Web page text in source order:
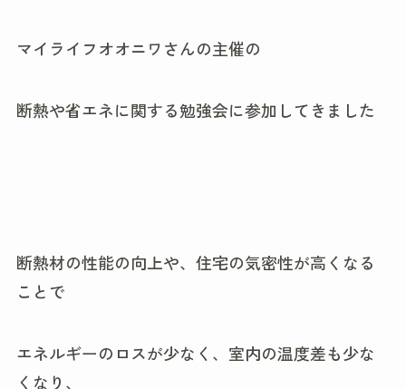
マイライフオオニワさんの主催の
断熱や省エネに関する勉強会に参加してきました
断熱材の性能の向上や、住宅の気密性が高くなる
ことで
エネルギーのロスが少なく、室内の温度差も少な
くなり、